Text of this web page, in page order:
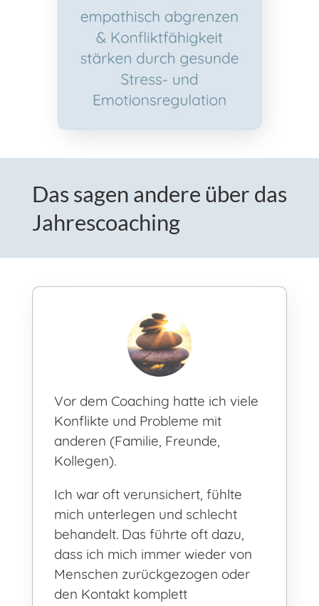
Das sagen andere über das
Jahrescoaching
Vor dem Coaching hatte ich viele
Konflikte und Probleme mit
anderen (Familie, Freunde,
Kollegen).
Ich war oft verunsichert, fühlte
mich unterlegen und schlecht
behandelt. Das führte oft dazu,
dass ich mich immer wieder von
Menschen zurückgezogen oder
den Kontakt komplett